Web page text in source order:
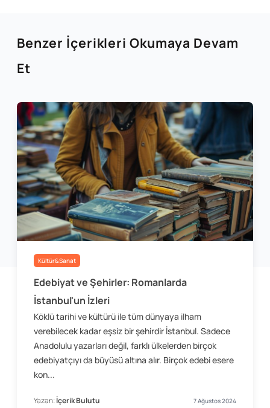
Benzer İçerikleri Okumaya Devam
Et
Kültür&Sanat
Edebiyat ve Şehirler: Romanlarda
İstanbul'un İzleri
Köklü tarihi ve kültürü ile tüm dünyaya ilham
verebilecek kadar eşsiz bir şehirdir İstanbul. Sadece
Anadolulu yazarları değil, farklı ülkelerden birçok
edebiyatçıyı da büyüsü altına alır. Birçok edebi esere
kon...
Yazan:İçerik Bulutu 7 Ağustos 2024